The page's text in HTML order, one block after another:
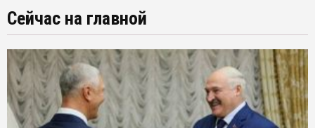
Сейчас на главной